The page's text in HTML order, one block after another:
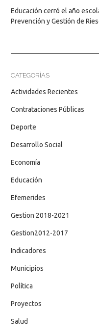
Educación cerró el año
Prevención y Gestión de
CATEGORÍAS
Actividades Recientes
Contrataciones Públicas
Deporte
Desarrollo Social
Economía
Educación
Efemerides
Gestion 2018-2021
Gestion2012-2017
Indicadores
Municipios
Política
Proyectos
Salud